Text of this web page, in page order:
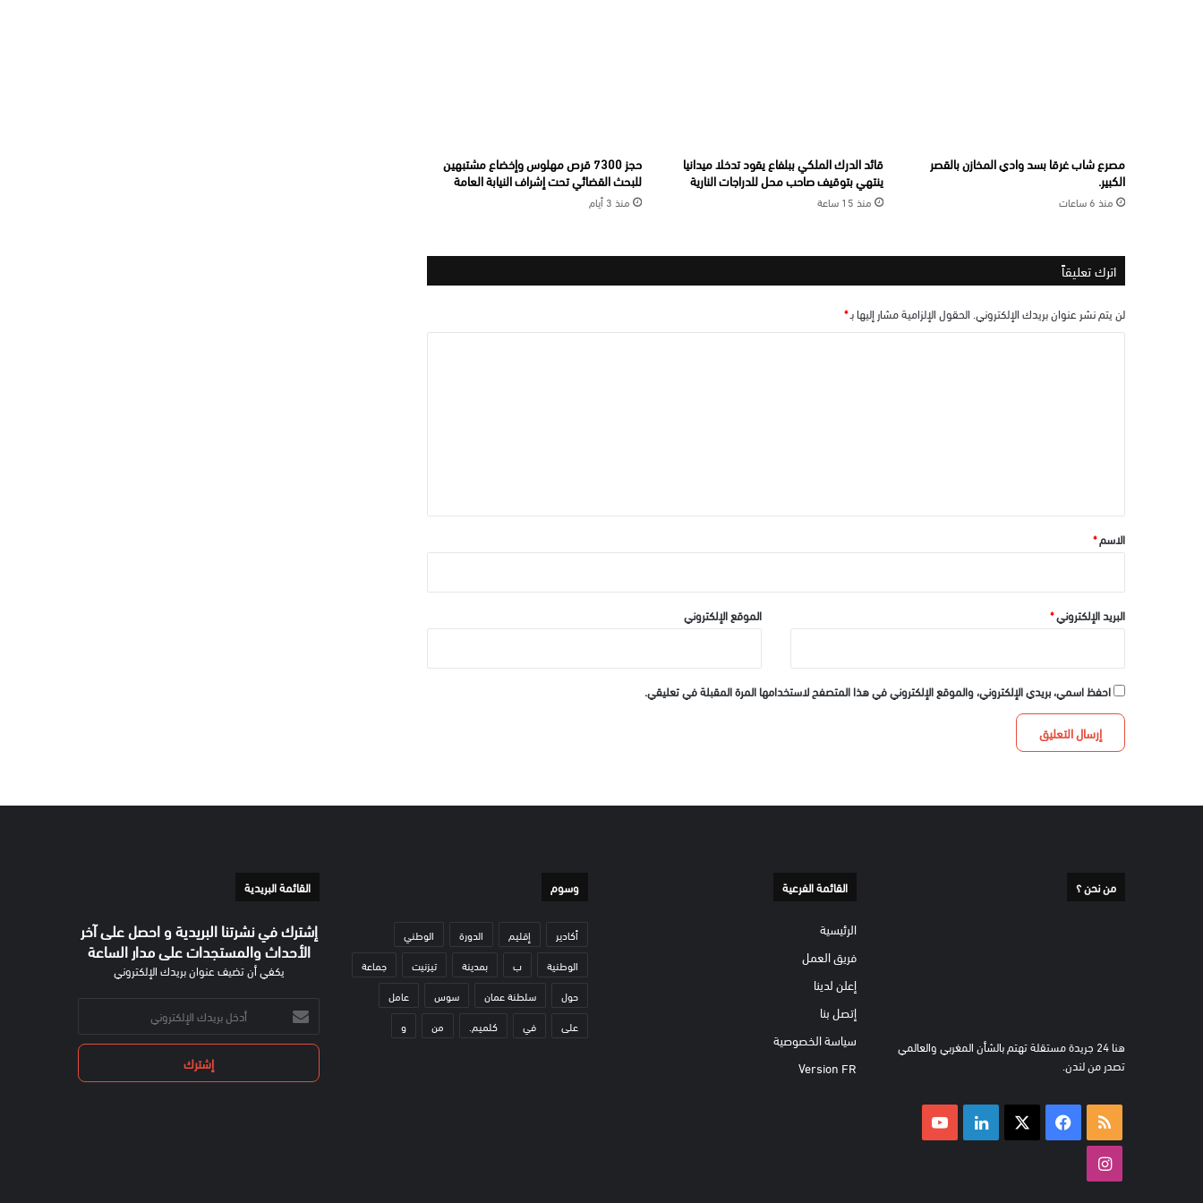
مصرع شاب غرقا بسد وادي المخازن بالقصر
الكبير.
منذ 6 ساعات
قائد الدرك الملكي ببلفاع يقود تدخلا ميدانيا
ينتهي بتوقيف صاحب محل للدراجات النارية
منذ 15 ساعة
حجز 7300 قرص مهلوس وإخضاع مشتبهين
للبحث القضائي تحت إشراف النيابة العامة
منذ 3 أيام
اترك تعليقاً
لن يتم نشر عنوان بريدك الإلكتروني. الحقول الإلزامية مشار إليها بـ*
*الاسم*
البريد الإلكتروني* الموقع الإلكتروني
احفظ اسمي، بريدي الإلكتروني، والموقع الإلكتروني في هذا المتصفح لاستخدامها المرة المقبلة في تعليقي.
من نحن ؟
هنا 24 جريدة مستقلة تهتم بالشأن المغربي والعالمي
تصدر من لندن.
ملخص فيسبوك لينكدإن
القائمة الفرعية
الرئيسية
فريق العمل
إعلن لدينا
إتصل بنا
سياسة الخصوصية
Version FR
وسوم
أكادير إقليم الدورة
الوطني
الوطنية
ب بمدينة تيزنيت
جماعة
حول
سلطنة عمان سوس
عامل
على
في كلميم. من و
القائمة البريدية
إشترك في نشرتنا البريدية و احصل على آخر
الأحداث والمستجدات على مدار الساعة
يكفي أن تضيف عنوان بريدك الإلكتروني
أدخل
بريدك
الإلكتروني